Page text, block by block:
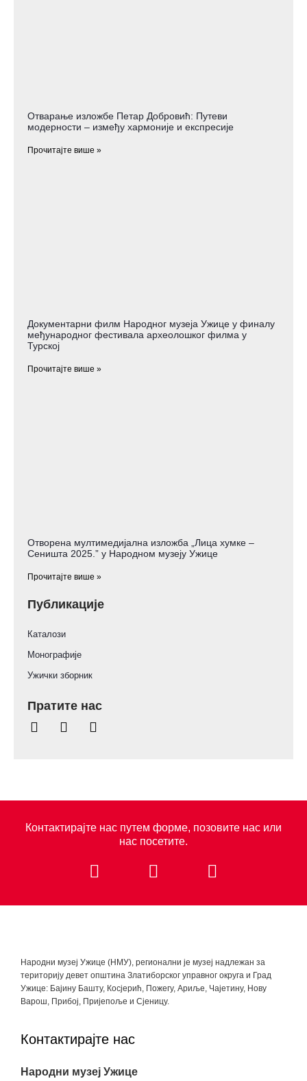
Отварање изложбе Петар Добровић: Путеви
модерности – између хармоније и експресије
Прочитајте више »
Документарни филм Народног музеја Ужице у финалу
међународног фестивала археолошког филма у
Турској
Прочитајте више »
Отворена мултимедијална изложба „Лица хумке –
Сеништа 2025.” у Народном музеју Ужице
Прочитајте више »
Публикације
Каталози
Монографије
Ужички зборник
Пратите нас
Контактирајте нас путем форме, позовите нас или
нас посетите.
Народни музеј Ужице (НМУ), регионални je музеј надлежан за
територију девет општина Златиборског управног округа и Град
Ужице: Бајину Башту, Косјерић, Пожегу, Ариље, Чајетину, Нову
Варош, Прибој, Пријепоље и Сјеницу.
Контактирајте нас
Народни музеј Ужице